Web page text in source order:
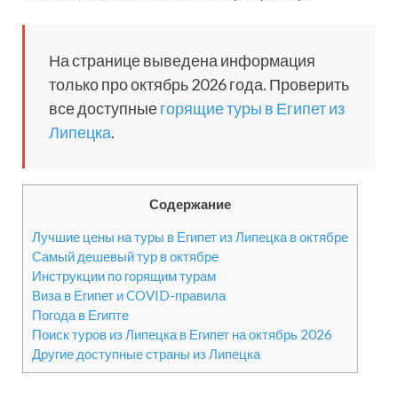
На странице выведена информация
только про октябрь 2026 года. Проверить
все доступныегорящие туры в Египет из
Липецка.
Содержание
Лучшие цены на туры в Египет из Липецка в октябре
Самый дешевый тур в октябре
Инструкции по горящим турам
Виза в Египет и COVID-правила
Погода в Египте
Поиск туров из Липецка в Египет на октябрь 2026
Другие доступные страны из Липецка